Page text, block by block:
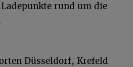
rund um die
Düsseldorf, Krefeld